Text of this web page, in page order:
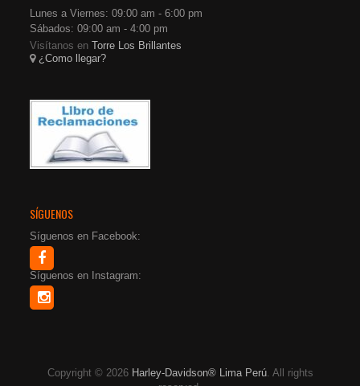
Lunes a Viernes: 09:00 am - 6:00 pm
Sábados: 09:00 am - 4:00 pm
Visítanos enTorre Los Brillantes
¿Como llegar?
SÍGUENOS
Síguenos en Facebook:
Síguenos en Instagram:
Copyright © 2026 Harley-Davidson® Lima Perú. All rights